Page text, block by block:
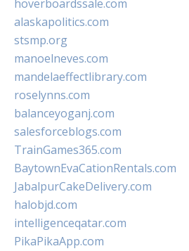
hoverboardssale.com
alaskapolitics.com
stsmp.org
manoelneves.com
mandelaeffectlibrary.com
roselynns.com
balanceyoganj.com
salesforceblogs.com
TrainGames365.com
BaytownEvaCationRentals.com
JabalpurCakeDelivery.com
halobjd.com
intelligenceqatar.com
PikaPikaApp.com